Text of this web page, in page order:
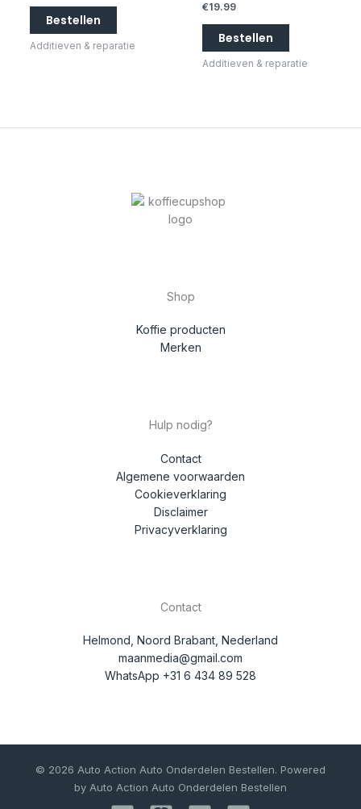
Bestellen
Additieven & reparatie
€19.99
Bestellen
Additieven & reparatie
Shop
Koffie producten
Merken
Hulp nodig?
Contact
Algemene voorwaarden
Cookieverklaring
Disclaimer
Privacyverklaring
Contact
Helmond, Noord Brabant, Nederland
maanmedia@gmail.com
WhatsApp +31 6 434 89 528
© 2026 Auto Action Auto Onderdelen Bestellen. Powered
by Auto Action Auto Onderdelen Bestellen